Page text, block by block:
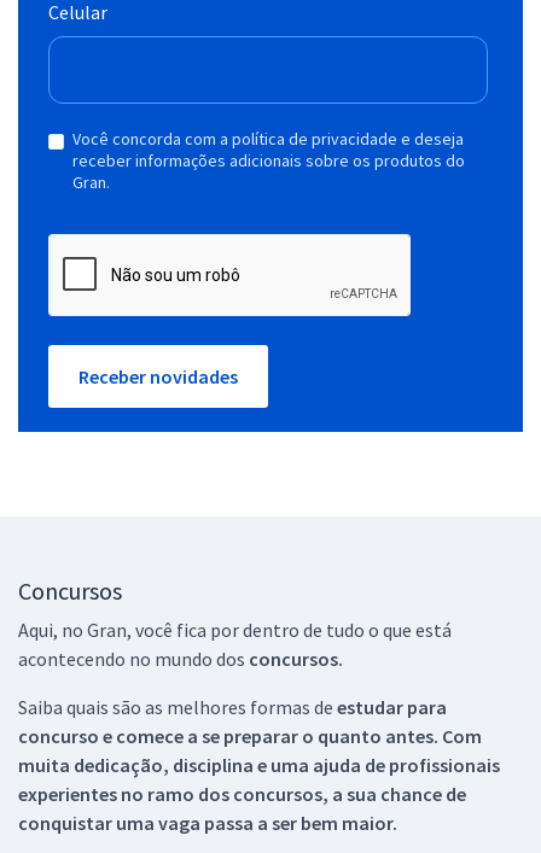
Celular
Você concorda com a política de privacidade e deseja
receber informações adicionais sobre os produtos do
Gran.
Receber novidades
Concursos
Aqui, no Gran, você fica por dentro de tudo o que está
acontecendo no mundo dos concursos.
Saiba quais são as melhores formas de estudar para
concurso e comece a se preparar o quanto antes. Com
muita dedicação, disciplina e uma ajuda de profissionais
experientes no ramo dos concursos, a sua chance de
conquistar uma vaga passa a ser bem maior.